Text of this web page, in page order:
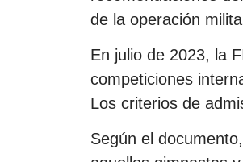
de la operación
En julio de 2023, la
competiciones
Los criterios de
Según el